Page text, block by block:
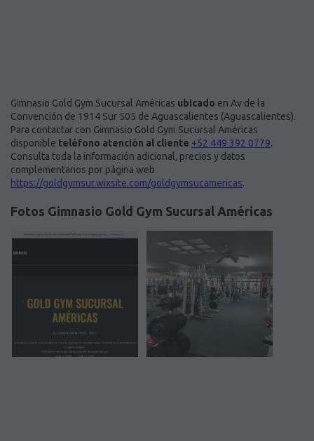
Gimnasio Gold Gym Sucursal Américas ubicado en Av de la
Convención de 1914 Sur 505 de Aguascalientes (Aguascalientes).
Para contactar con Gimnasio Gold Gym Sucursal Américas
disponible teléfono atención al cliente +52 449 392 0779.
Consulta toda la información adicional, precios y datos
complementarios por página web
https://goldgymsur.wixsite.com/goldgymsucamericas.
Fotos Gimnasio Gold Gym Sucursal Américas